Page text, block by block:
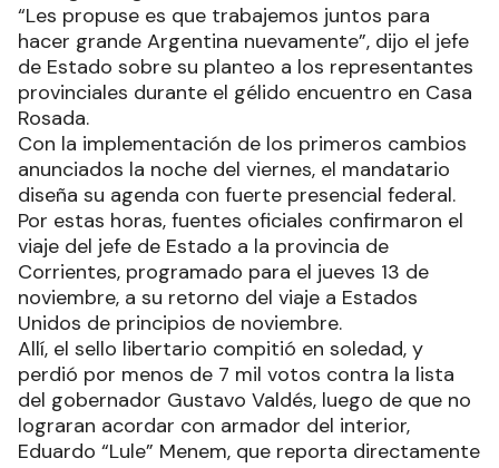
“Les propuse es que trabajemos juntos para
hacer grande Argentina nuevamente”, dijo el jefe
de Estado sobre su planteo a los representantes
provinciales durante el gélido encuentro en Casa
Rosada.
Con la implementación de los primeros cambios
anunciados la noche del viernes, el mandatario
diseña su agenda con fuerte presencial federal.
Por estas horas, fuentes oficiales confirmaron el
viaje del jefe de Estado a la provincia de
Corrientes, programado para el jueves 13 de
noviembre, a su retorno del viaje a Estados
Unidos de principios de noviembre.
Allí, el sello libertario compitió en soledad, y
perdió por menos de 7 mil votos contra la lista
del gobernador Gustavo Valdés, luego de que no
lograran acordar con armador del interior,
Eduardo “Lule” Menem, que reporta directamente